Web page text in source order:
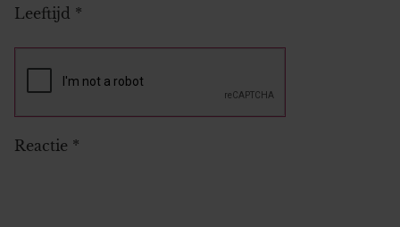
Leeftijd *
Reactie *